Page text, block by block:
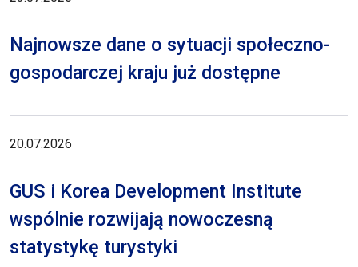
Najnowsze dane o sytuacji społeczno-
gospodarczej kraju już dostępne
20.07.2026
GUS i Korea Development Institute
wspólnie rozwijają nowoczesną
statystykę turystyki